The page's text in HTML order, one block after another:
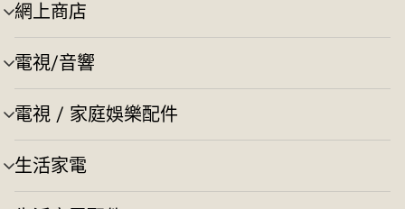
網上商店
選
單
切
換
電視/音響
選
單
切
換
電視 / 家庭娛樂配件
選
單
切
換
生活家電
選
單